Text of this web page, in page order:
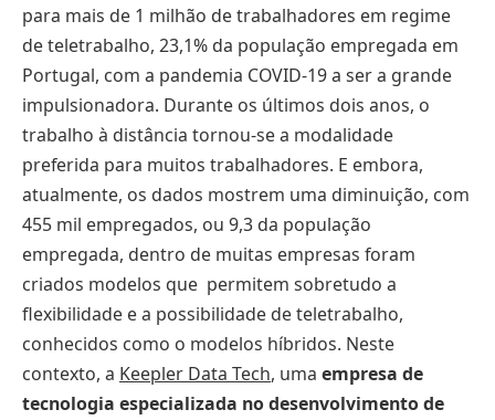
para mais de 1 milhão de trabalhadores em regime
de teletrabalho, 23,1% da população empregada em
Portugal, com a pandemia COVID-19 a ser a grande
impulsionadora. Durante os últimos dois anos, o
trabalho à distância tornou-se a modalidade
preferida para muitos trabalhadores. E embora,
atualmente, os dados mostrem uma diminuição, com
455 mil empregados, ou 9,3 da população
empregada, dentro de muitas empresas foram
criados modelos que permitem sobretudo a
flexibilidade e a possibilidade de teletrabalho,
conhecidos como o modelos híbridos. Neste
contexto, a Keepler Data Tech, uma empresa de
tecnologia especializada no desenvolvimento de